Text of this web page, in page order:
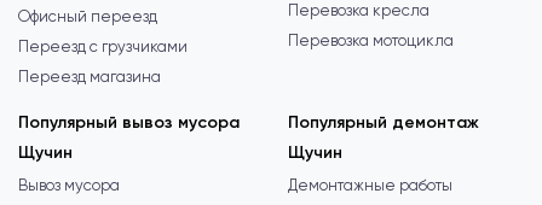
Офисный переезд
Переезд с грузчиками
Переезд магазина
Перевозка кресла
Перевозка мотоцикла
Популярный вывоз мусора
Щучин
Вывоз мусора
Популярный демонтаж
Щучин
Демонтажные работы